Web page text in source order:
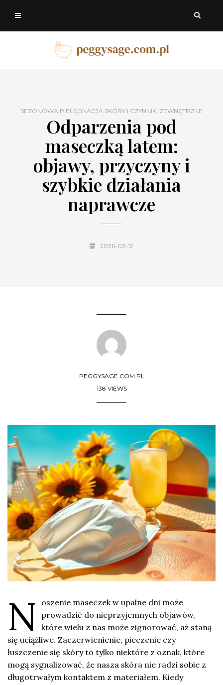
SEZONOWA PIELĘGNACJA SKÓRY I CZYNNIKI ZEWNĘTRZNE
Odparzenia pod
maseczką latem:
objawy, przyczyny i
szybkie działania
naprawcze
2026-02-12
PEGGYSAGE.COM.PL
138 VIEWS
N
oszenie maseczek w upalne dni może
prowadzić do nieprzyjemnych objawów,
które wielu z nas może zignorować, aż staną
się uciążliwe. Zaczerwienienie, pieczenie czy
łuszczenie się skóry to tylko niektóre z oznak, które
mogą sygnalizować, że nasza skóra nie radzi sobie z
długotrwałym kontaktem z materiałem. Kiedy